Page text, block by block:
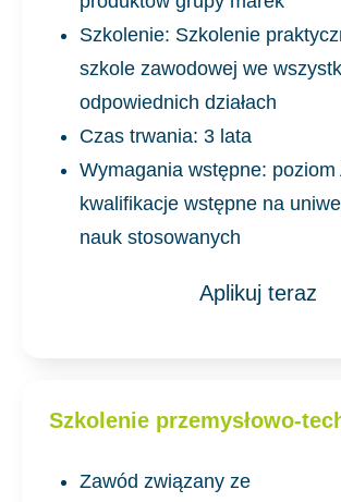
Szkolenie: Szkolenie
szkole zawodowej we
odpowiednich działach
Czas trwania: 3 lata
Wymagania wstępne: poziom
kwalifikacje wstępne na
nauk stosowanych
Aplikuj teraz
Szkolenie przemysłowo-
Zawód związany ze